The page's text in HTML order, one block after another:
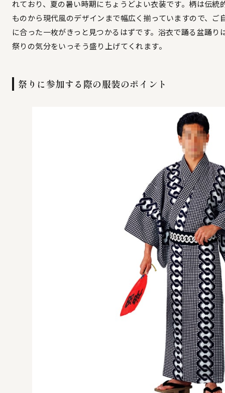
れており、夏の暑い時期にちょうどよい衣装です。柄は伝統
ものから現代風のデザインまで幅広く揃っていますので、ご
に合った一枚がきっと見つかるはずです。浴衣で踊る盆踊り
祭りの気分をいっそう盛り上げてくれます。
祭りに参加する際の服装のポイント